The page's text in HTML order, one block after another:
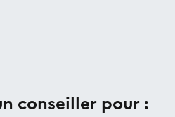
conseiller pour :